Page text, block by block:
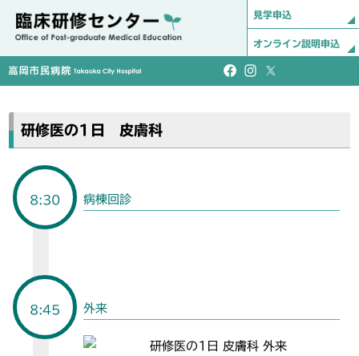
見学申込
オンライン説明申込
研修医の1日 皮膚科
8:30 病棟回診
8:45 外来